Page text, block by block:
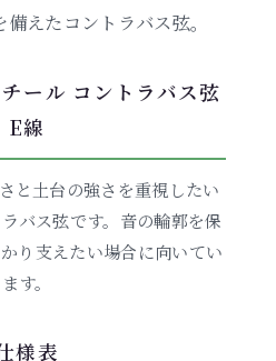
えたコントラバス弦。
ール コントラバス弦
E線
と土台の強さを重視したい
バス弦です。音の輪郭を保
り支えたい場合に向いてい
ます。
様表